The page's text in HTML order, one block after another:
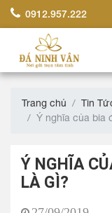
0912.957.222
Trang chủ
Tin
Ý nghĩa của bia
Ý NGHĨA
LÀ GÌ?